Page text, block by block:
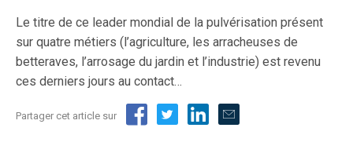
Le titre de ce leader mondial de la pulvérisation présent
sur quatre métiers (l’agriculture, les arracheuses de
betteraves, l’arrosage du jardin et l’industrie) est revenu
ces derniers jours au contact…
Partager cet article sur